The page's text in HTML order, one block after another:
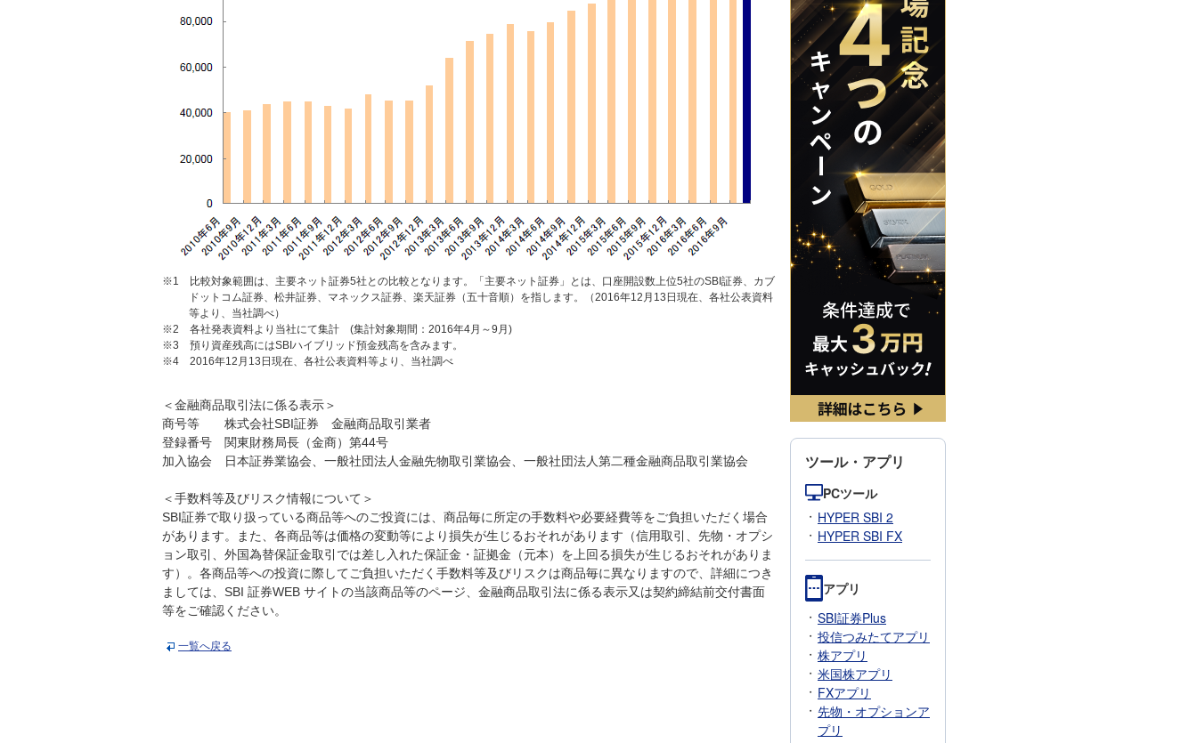
※1 比較対象範囲は、主要ネット証券5社との比較となります。「主要ネット証券」とは、口座開設数上位5社のSBI証券、カブ
ドットコム証券、松井証券、マネックス証券、楽天証券（五十音順）を指します。（2016年12月13日現在、各社公表資料
等より、当社調べ）
※2 各社発表資料より当社にて集計 (集計対象期間：2016年4月～9月)
※3 預り資産残高にはSBIハイブリッド預金残高を含みます。
※4 2016年12月13日現在、各社公表資料等より、当社調べ
＜金融商品取引法に係る表示＞
商号等 株式会社SBI証券 金融商品取引業者
登録番号 関東財務局長（金商）第44号
加入協会 日本証券業協会、一般社団法人金融先物取引業協会、一般社団法人第二種金融商品取引業協会
＜手数料等及びリスク情報について＞
SBI証券で取り扱っている商品等へのご投資には、商品毎に所定の手数料や必要経費等をご負担いただく場合
があります。また、各商品等は価格の変動等により損失が生じるおそれがあります（信用取引、先物・オプシ
ョン取引、外国為替保証金取引では差し入れた保証金・証拠金（元本）を上回る損失が生じるおそれがありま
す）。各商品等への投資に際してご負担いただく手数料等及びリスクは商品毎に異なりますので、詳細につき
ましては、SBI 証券WEB サイトの当該商品等のページ、金融商品取引法に係る表示又は契約締結前交付書面
等をご確認ください。
一覧へ戻る
ツール・アプリ
PCツール
HYPER SBI 2
HYPER SBI FX
アプリ
SBI証券Plus
投信つみたてアプリ
株アプリ
米国株アプリ
FXアプリ
先物・オプションア
プリ